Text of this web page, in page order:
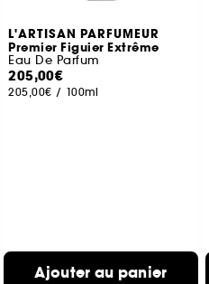
L'ARTISAN PARFUMEUR
Premier Figuier Extrême
Eau De Parfum
205,00€
205,00€ / 100ml
Ajouter au panier